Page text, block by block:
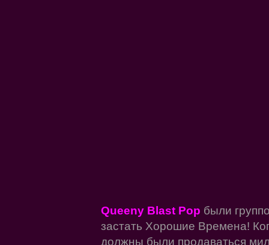
Queeny Blast Pop были
застать Хорошие Времена!
должны были продаваться